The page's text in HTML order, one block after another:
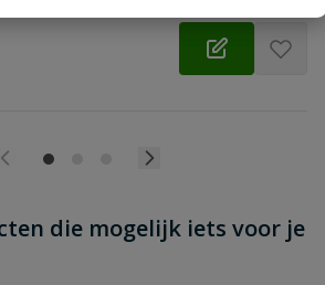
die mogelijk iets voor je